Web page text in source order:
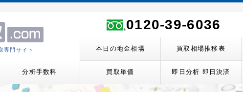
専門サイト
0120-39-6036
本日の地金相場 買取相場推移表
分析手数料 買取単価 即日分析 即日決済